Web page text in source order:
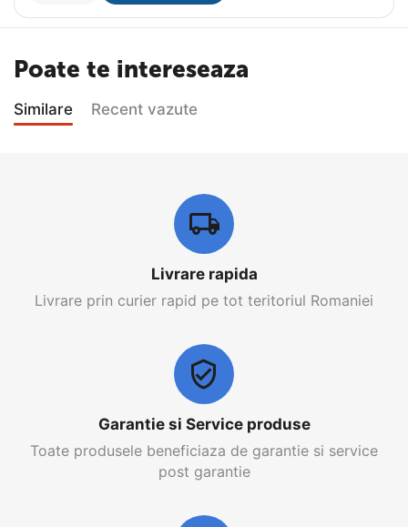
Poate te intereseaza
Similare Recent vazute
Livrare rapida
Livrare prin curier rapid pe tot teritoriul Romaniei
Garantie si Service produse
Toate produsele beneficiaza de garantie si service
post garantie